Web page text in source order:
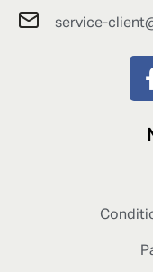
service-